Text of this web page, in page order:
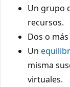
Un grupo
recursos.
Dos o más
Un
misma
virtuales.